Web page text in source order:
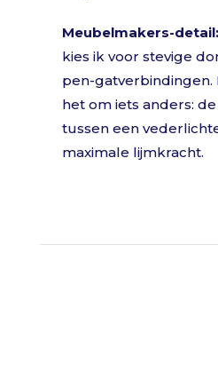
Meubelmakers-detail:
kies ik voor stevige
pen-gatverbindingen.
het om iets anders:
tussen een
maximale lijmkracht.